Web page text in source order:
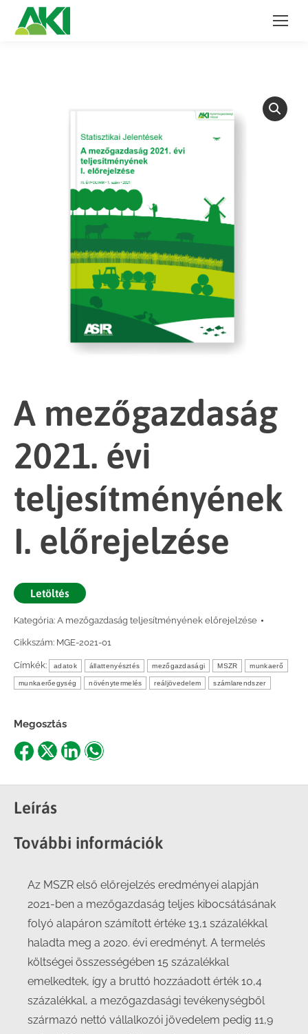
A mezőgazdaság
2021. évi
teljesítményének
I. előrejelzése
Letöltés
Kategória: A mezőgazdaság teljesítményének előrejelzése
Cikkszám: MGE-2021-01
Címkék: adatok állattenyésztés mezőgazdasági MSZR munkaerő
munkaerőegység növénytermelés reáljövedelem számlarendszer
Megosztás
Share
Facebook
Share
X
ShareShare
Leírás
További információk
Az MSZR első előrejelzés eredményei alapján
2021-ben a mezőgazdaság teljes kibocsátásának
folyó alapáron számított értéke 13,1 százalékkal
haladta meg a 2020. évi eredményt. A termelés
költségei összességében 15 százalékkal
emelkedtek, így a bruttó hozzáadott érték 10,4
százalékkal, a mezőgazdasági tevékenységből
származó nettó vállalkozói jövedelem pedig 11,9